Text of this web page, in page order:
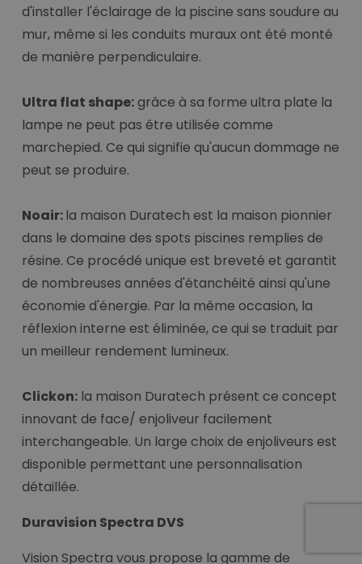
d'installer l'éclairage de la piscine sans soudure au
mur, même si les conduits muraux ont été monté
de manière perpendiculaire.
Ultra flat shape:grâce à sa forme ultra plate la
lampe ne peut pas être utilisée comme
marchepied. Ce qui signifie qu'aucun dommage ne
peut se produire.
Noair:la maison Duratech est la maison pionnier
dans le domaine des spots piscines remplies de
résine. Ce procédé unique est breveté et garantit
de nombreuses années d'étanchéité ainsi qu'une
économie d'énergie. Par la même occasion, la
réflexion interne est éliminée, ce qui se traduit par
un meilleur rendement lumineux.
Clickon: la maison Duratech présent ce concept
innovant de face/ enjoliveur facilement
interchangeable. Un large choix de enjoliveurs est
disponible permettant une personnalisation
détaillée.
Duravision Spectra DVS
Vision Spectra vous propose la gamme de